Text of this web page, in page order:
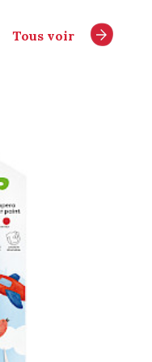
Tous voir